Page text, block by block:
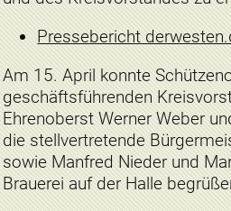
Pressebericht
Am 15. April konnte
geschäftsführenden
Ehrenoberst Werner Weber
die stellvertretende
sowie Manfred Nieder und
Brauerei auf der Halle